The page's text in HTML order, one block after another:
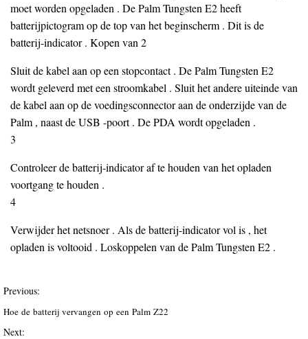
moet worden opgeladen . De Palm Tungsten E2 heeft
batterijpictogram op de top van het beginscherm . Dit is de
batterij-indicator . Kopen van 2
Sluit de kabel aan op een stopcontact . De Palm Tungsten E2
wordt geleverd met een stroomkabel . Sluit het andere uiteinde van
de kabel aan op de voedingsconnector aan de onderzijde van de
Palm , naast de USB -poort . De PDA wordt opgeladen .
3
Controleer de batterij-indicator af te houden van het opladen
voortgang te houden .
4
Verwijder het netsnoer . Als de batterij-indicator vol is , het
opladen is voltooid . Loskoppelen van de Palm Tungsten E2 .
Previous:
Hoe de batterij vervangen op een Palm Z22
Next: